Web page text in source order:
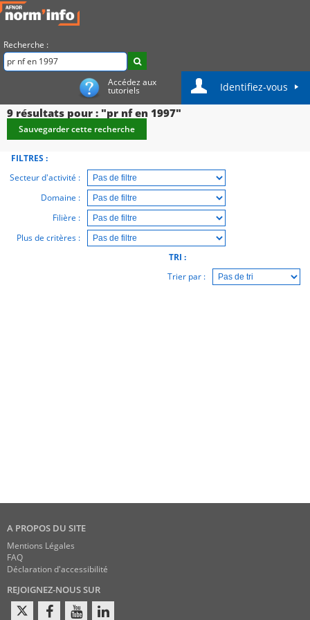
Recherche :
Accédez aux
tutoriels Identifiez-vous
9 résultats pour : "pr nf en 1997"
Sauvegarder cette recherche
FILTRES :
Secteur d'activité :
Domaine :
Filière :
Plus de critères :
TRI :
Trier par :
A PROPOS DU SITE
Mentions Légales
FAQ
Déclaration d'accessibilité
REJOIGNEZ-NOUS SUR